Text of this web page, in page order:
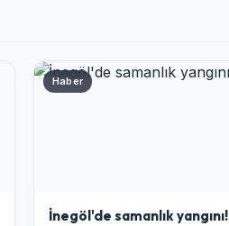
Haber
İnegöl'de samanlık yangını!